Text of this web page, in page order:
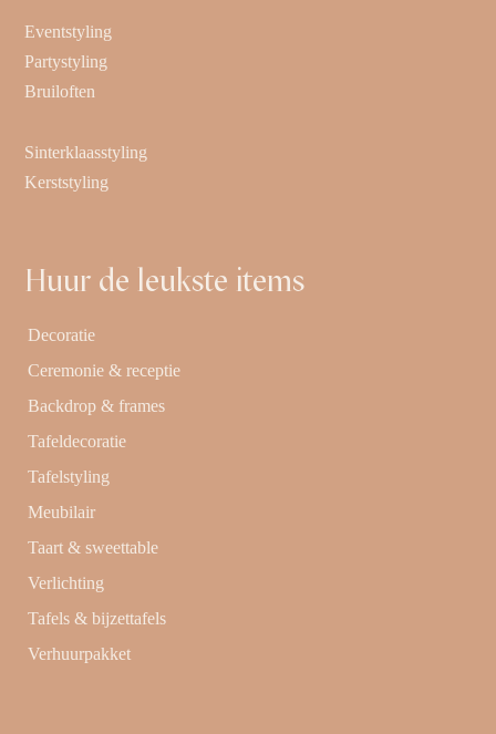
Eventstyling
Partystyling
Bruiloften
Sinterklaasstyling
Kerststyling
Huur de leukste items
Decoratie
Ceremonie & receptie
Backdrop & frames
Tafeldecoratie
Tafelstyling
Meubilair
Taart & sweettable
Verlichting
Tafels & bijzettafels
Verhuurpakket